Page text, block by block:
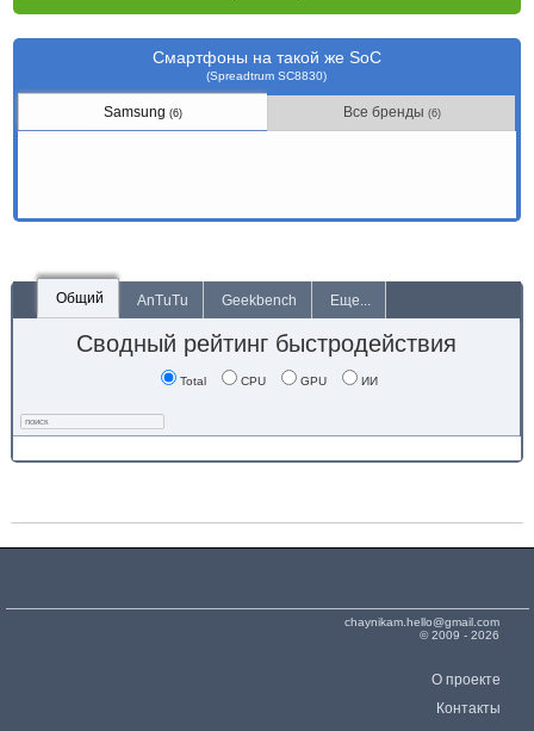
Смартфоны на такой же SoC
(Spreadtrum SC8830)
Samsung(6) Все бренды (6)
Общий AnTuTu Geekbench Еще...
Сводный рейтинг быстродействия
Total CPU GPU ИИ
chaynikam.hello@gmail.com
© 2009 - 2026
О проекте
Контакты